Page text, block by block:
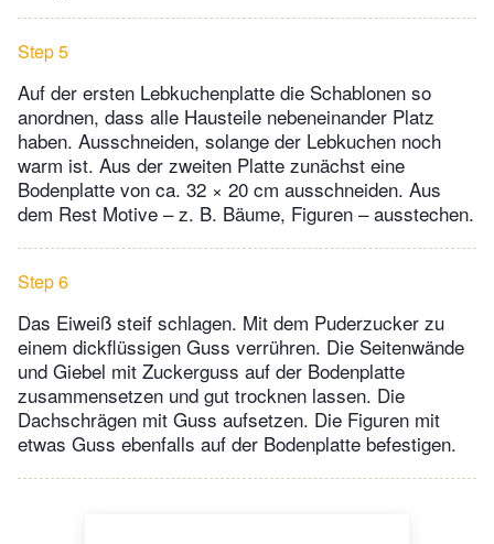
Step 5
Auf der ersten Lebkuchenplatte die Schablonen so
anordnen, dass alle Hausteile nebeneinander Platz
haben. Ausschneiden, solange der Lebkuchen noch
warm ist. Aus der zweiten Platte zunächst eine
Bodenplatte von ca. 32 × 20 cm ausschneiden. Aus
dem Rest Motive – z. B. Bäume, Figuren – ausstechen.
Step 6
Das Eiweiß steif schlagen. Mit dem Puderzucker zu
einem dickflüssigen Guss verrühren. Die Seitenwände
und Giebel mit Zuckerguss auf der Bodenplatte
zusammensetzen und gut trocknen lassen. Die
Dachschrägen mit Guss aufsetzen. Die Figuren mit
etwas Guss ebenfalls auf der Bodenplatte befestigen.